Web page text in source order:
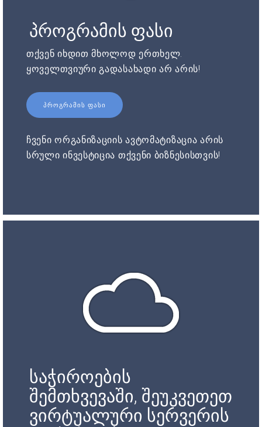
პროგრამის ფასი
თქვენ იხდით მხოლოდ ერთხელ.
ყოველთვიური გადასახადი არ არის!
ᲞᲠᲝᲒᲠᲐᲛᲘᲡ ᲤᲐᲡᲘ
ჩვენი ორგანიზაციის ავტომატიზაცია არის
სრული ინვესტიცია თქვენი ბიზნესისთვის!
საჭიროების
შემთხვევაში, შეუკვეთეთ
ვირტუალური სერვერის